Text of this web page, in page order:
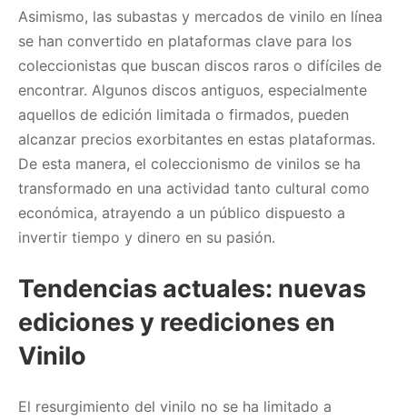
Asimismo, las subastas y mercados de vinilo en línea
se han convertido en plataformas clave para los
coleccionistas que buscan discos raros o difíciles de
encontrar. Algunos discos antiguos, especialmente
aquellos de edición limitada o firmados, pueden
alcanzar precios exorbitantes en estas plataformas.
De esta manera, el coleccionismo de vinilos se ha
transformado en una actividad tanto cultural como
económica, atrayendo a un público dispuesto a
invertir tiempo y dinero en su pasión.
Tendencias actuales: nuevas
ediciones y reediciones en
Vinilo
El resurgimiento del vinilo no se ha limitado a